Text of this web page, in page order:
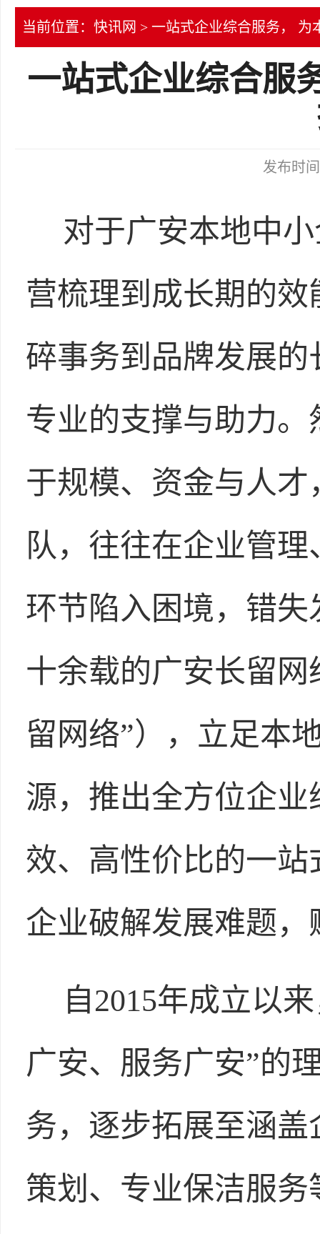
当前位置： 快讯网 > 一站式企业综合服务， 为
一站式企业综合服
发布时
对于广安本地中
营梳理到成长期的
碎事务到品牌发展
专业的支撑与助力
于规模、资金与人
队，往往在企业管
环节陷入困境，错
十余载的广安长留
留网络”），立足本
源，推出全方位企
效、高性价比的一
企业破解发展难题
自2015年成立以
广安、服务广安”的
务，逐步拓展至涵
策划、专业保洁服